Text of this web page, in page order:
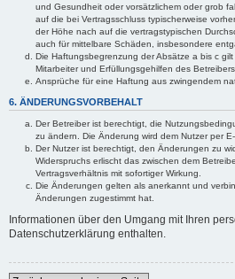
und Gesundheit oder vorsätzlichem oder grob
auf die bei Vertragsschluss typischerweise
der Höhe nach auf die vertragstypischen
auch für mittelbare Schäden, insbesondere
Die Haftungsbegrenzung der Absätze a bis c
Mitarbeiter und Erfüllungsgehilfen des Betreibers.
Ansprüche für eine Haftung aus zwingendem
6. ÄNDERUNGSVORBEHALT
Der Betreiber ist berechtigt, die
zu ändern. Die Änderung wird dem Nutzer per E-
Der Nutzer ist berechtigt, den Änderungen zu
Widerspruchs erlischt das zwischen dem
Vertragsverhältnis mit sofortiger Wirkung.
Die Änderungen gelten als anerkannt und
Änderungen zugestimmt hat.
Informationen über den Umgang mit Ihren
Datenschutzerklärung enthalten.